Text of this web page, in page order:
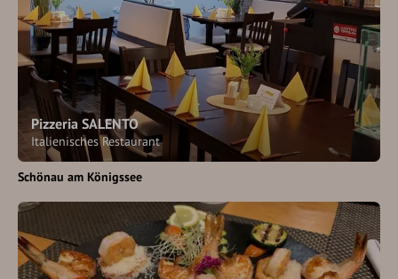
Pizzeria SALENTO
Italienisches Restaurant
Schönau am Königssee